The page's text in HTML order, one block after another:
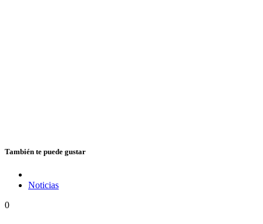
También te puede gustar
Noticias
0